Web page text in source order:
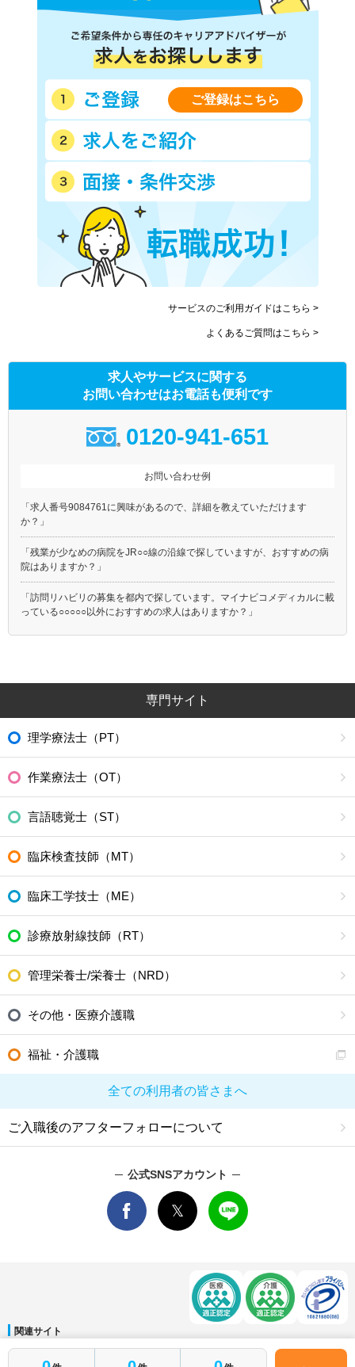
ご登録はこちら
サービスのご利用ガイドはこちら >
よくあるご質問はこちら >
求人やサービスに関する
お問い合わせはお電話も便利です
0120-941-651
お問い合わせ例
「求人番号9084761に興味があるので、詳細を教えていただけます
か？」
「残業が少なめの病院をJR○○線の沿線で探していますが、おすすめの病
院はありますか？」
「訪問リハビリの募集を都内で探しています。マイナビコメディカルに載
っている○○○○○以外におすすめの求人はありますか？」
専門サイト
理学療法士（PT）
作業療法士（OT）
言語聴覚士（ST）
臨床検査技師（MT）
臨床工学技士（ME）
診療放射線技師（RT）
管理栄養士/栄養士（NRD）
その他・医療介護職
福祉・介護職
全ての利用者の皆さまへ
ご入職後のアフターフォローについて
公式SNSアカウント
関連サイト
マイナビDOCTOR│マイナビ看護師│マイナビ薬剤師│マイナビ保育士